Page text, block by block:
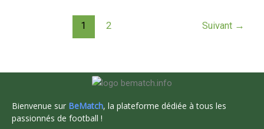
1 2 Suivant →
Bienvenue sur BeMatch, la plateforme dédiée à tous les
passionnés de football !